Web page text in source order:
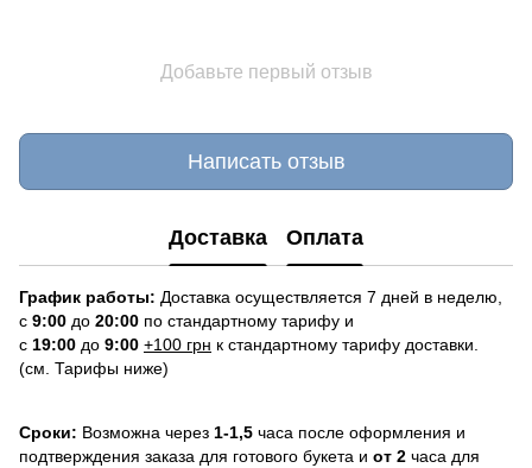
Добавьте первый отзыв
Написать отзыв
Доставка Оплата
График работы: Доставка осуществляется 7 дней в неделю,
с 9:00 до 20:00 по стандартному тарифу и
с 19:00 до 9:00 +100 грн к стандартному тарифу доставки.
(см. Тарифы ниже)
Сроки: Возможна через 1-1,5 часа после оформления и
подтверждения заказа для готового букета и от 2 часа для